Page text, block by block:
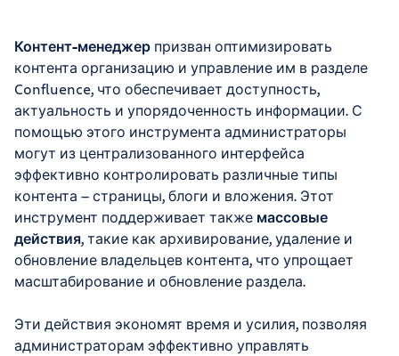
Контент-менеджер призван оптимизировать
контента организацию и управление им в разделе
Confluence, что обеспечивает доступность,
актуальность и упорядоченность информации. С
помощью этого инструмента администраторы
могут из централизованного интерфейса
эффективно контролировать различные типы
контента — страницы, блоги и вложения. Этот
инструмент поддерживает также массовые
действия, такие как архивирование, удаление и
обновление владельцев контента, что упрощает
масштабирование и обновление раздела.
Эти действия экономят время и усилия, позволяя
администраторам эффективно управлять